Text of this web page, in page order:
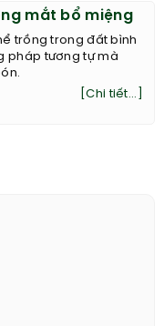
mắt bổ miệng
trồng trong đất bình
pháp tương tự mà
[Chi tiết...]